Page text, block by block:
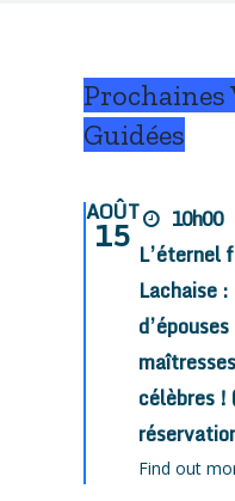
Prochaines
Guidées
AOÛT
15
10h00
L’éternel
Lachaise
célèbres !
Find out